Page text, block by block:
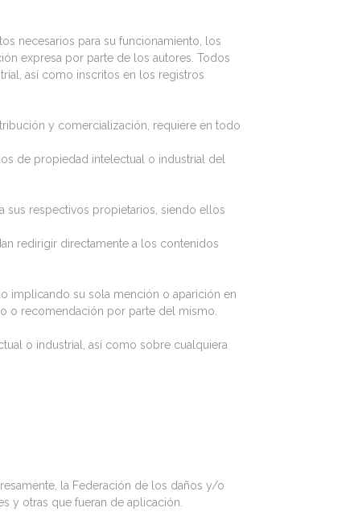
necesarios para su funcionamiento, los
expresa por parte de los autores. Todos
así como inscritos en los registros
y comercialización, requiere en todo
de propiedad intelectual o industrial del
sus respectivos propietarios, siendo ellos
redirigir directamente a los contenidos
implicando su sola mención o aparición en
o recomendación por parte del mismo.
o industrial, así como sobre cualquiera
la Federación de los daños y/o
y otras que fueran de aplicación.